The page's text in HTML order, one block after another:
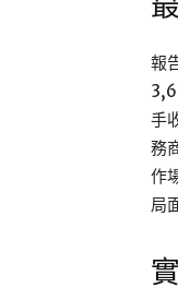
報
手
務
作
局